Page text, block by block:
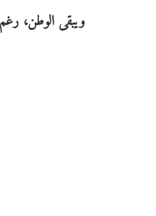
ويبقى الوطن،